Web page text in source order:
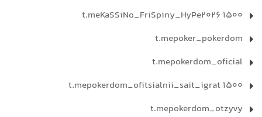
t.meKaSSiNo_FriSpiny_HyPe2026 1500
t.mepoker_pokerdom
t.mepokerdom_oficial
t.mepokerdom_ofitsialnii_sait_igrat 1500
t.mepokerdom_otzyvy